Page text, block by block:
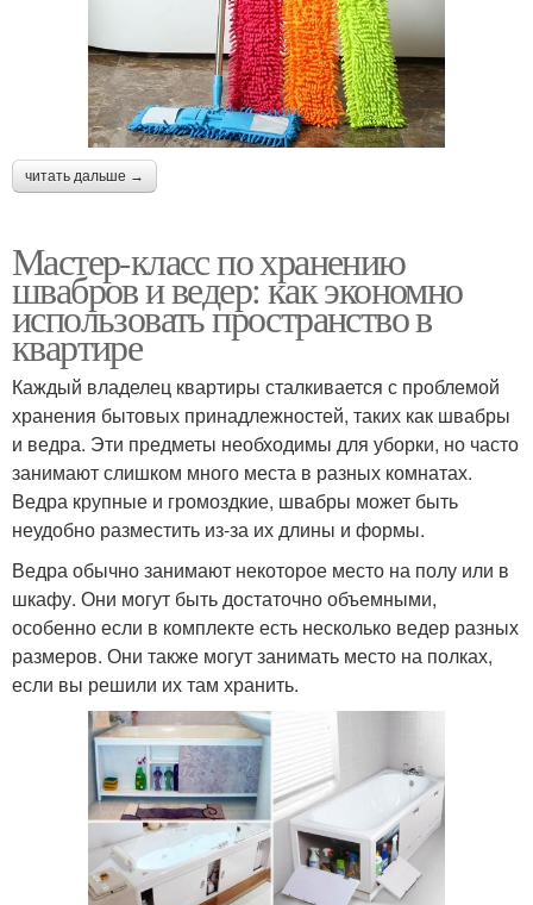
читать дальше →
Мастер-класс по хранению
швабров и ведер: как экономно
использовать пространство в
квартире
Каждый владелец квартиры сталкивается с проблемой
хранения бытовых принадлежностей, таких как швабры
и ведра. Эти предметы необходимы для уборки, но часто
занимают слишком много места в разных комнатах.
Ведра крупные и громоздкие, швабры может быть
неудобно разместить из-за их длины и формы.
Ведра обычно занимают некоторое место на полу или в
шкафу. Они могут быть достаточно объемными,
особенно если в комплекте есть несколько ведер разных
размеров. Они также могут занимать место на полках,
если вы решили их там хранить.